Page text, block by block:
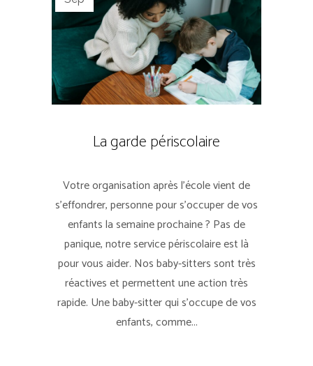
La garde périscolaire
Votre organisation après l'école vient de
s'effondrer, personne pour s'occuper de vos
enfants la semaine prochaine ? Pas de
panique, notre service périscolaire est là
pour vous aider. Nos baby-sitters sont très
réactives et permettent une action très
rapide. Une baby-sitter qui s'occupe de vos
enfants, comme...